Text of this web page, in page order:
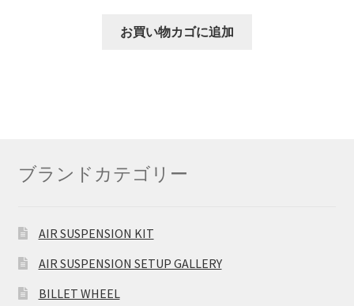
お買い物カゴに追加
ブランドカテゴリー
AIR SUSPENSION KIT
AIR SUSPENSION SETUP GALLERY
BILLET WHEEL